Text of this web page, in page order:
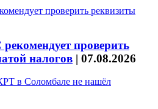
проверить
налогов | 07.08.2026